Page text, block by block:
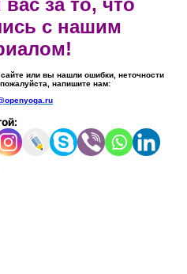
с нашим
или вы нашли ошибки, неточности
напишите нам: